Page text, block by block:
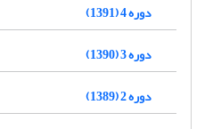
دوره 4 (1391)
دوره 3 (1390)
دوره 2 (1389)